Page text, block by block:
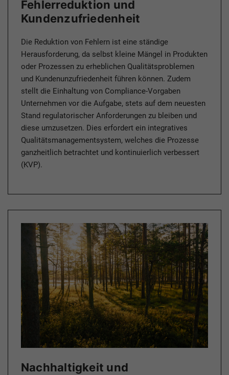
Fehlerreduktion und
Kundenzufriedenheit
Die Reduktion von Fehlern ist eine ständige
Herausforderung, da selbst kleine Mängel in Produkten
oder Prozessen zu erheblichen Qualitätsproblemen
und Kunden­unzufriedenheit führen können. Zudem
stellt die Einhaltung von Compliance-Vorgaben
Unternehmen vor die Aufgabe, stets auf dem neuesten
Stand regulatorischer Anforderungen zu bleiben und
diese umzusetzen. Dies erfordert ein integratives
Qualitätsmanagementsystem, welches die Prozesse
ganzheitlich betrachtet und kontinuierlich verbessert
(KVP).
Nachhaltigkeit und